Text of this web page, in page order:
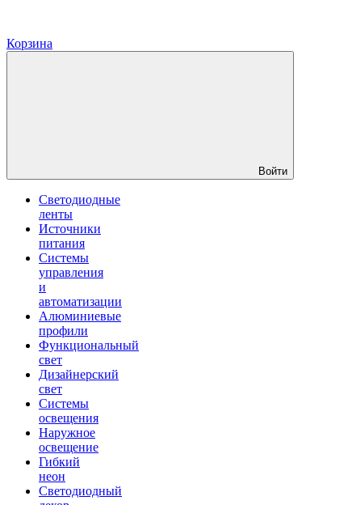
Корзина
Войти
Светодиодные
ленты
Источники
питания
Системы
управления
и
автоматизации
Алюминиевые
профили
Функциональный
свет
Дизайнерский
свет
Системы
освещения
Наружное
освещение
Гибкий
неон
Светодиодный